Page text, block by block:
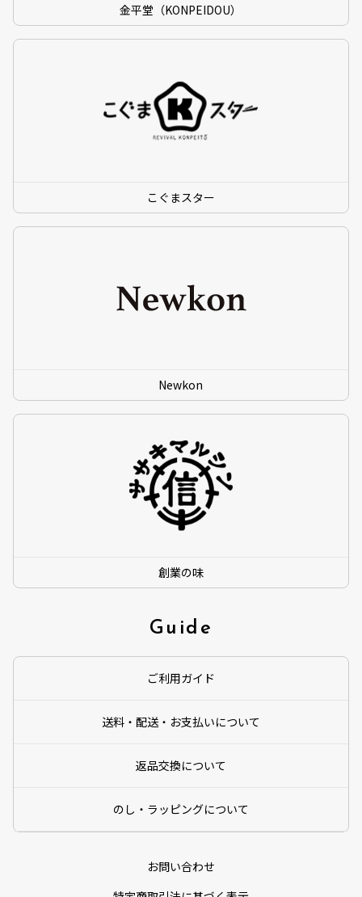
金平堂（KONPEIDOU）
こぐまスター
Newkon
創業の味
Guide
ご利用ガイド
送料・配送・お支払いについて
返品交換について
のし・ラッピングについて
お問い合わせ